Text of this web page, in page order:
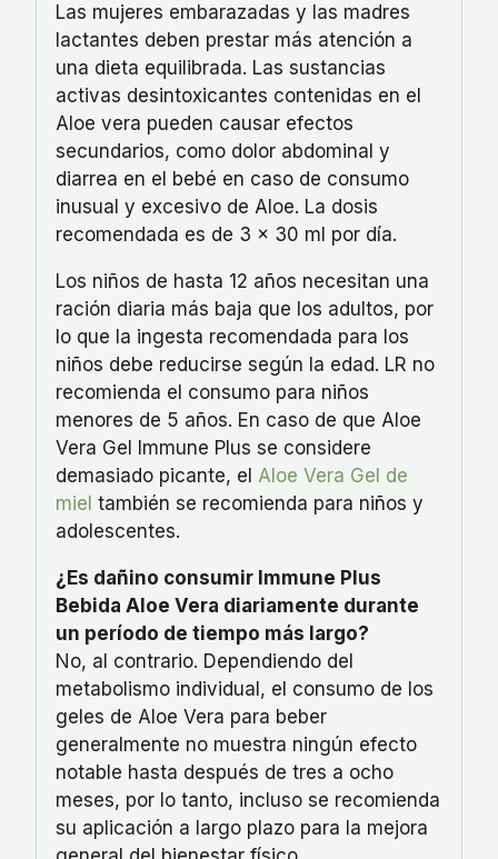
Las mujeres embarazadas y las madres
lactantes deben prestar más atención a
una dieta equilibrada. Las sustancias
activas desintoxicantes contenidas en el
Aloe vera pueden causar efectos
secundarios, como dolor abdominal y
diarrea en el bebé en caso de consumo
inusual y excesivo de Aloe. La dosis
recomendada es de 3 x 30 ml por día.
Los niños de hasta 12 años necesitan una
ración diaria más baja que los adultos, por
lo que la ingesta recomendada para los
niños debe reducirse según la edad. LR no
recomienda el consumo para niños
menores de 5 años. En caso de que Aloe
Vera Gel Immune Plus se considere
demasiado picante, el Aloe Vera Gel de
miel también se recomienda para niños y
adolescentes.
¿Es dañino consumir Immune Plus
Bebida Aloe Vera diariamente durante
un período de tiempo más largo?
No, al contrario. Dependiendo del
metabolismo individual, el consumo de los
geles de Aloe Vera para beber
generalmente no muestra ningún efecto
notable hasta después de tres a ocho
meses, por lo tanto, incluso se recomienda
su aplicación a largo plazo para la mejora